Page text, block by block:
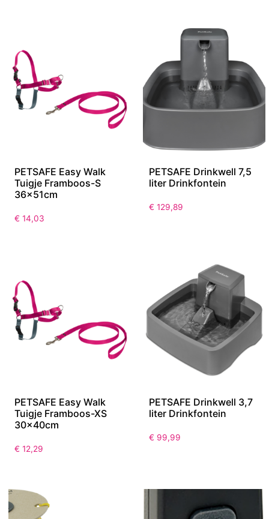
PETSAFE Easy Walk
Tuigje Framboos-S
36x51cm
€ 14,03
PETSAFE Drinkwell 7,5
liter Drinkfontein
€ 129,89
PETSAFE Easy Walk
Tuigje Framboos-XS
30x40cm
€ 12,29
PETSAFE Drinkwell 3,7
liter Drinkfontein
€ 99,99